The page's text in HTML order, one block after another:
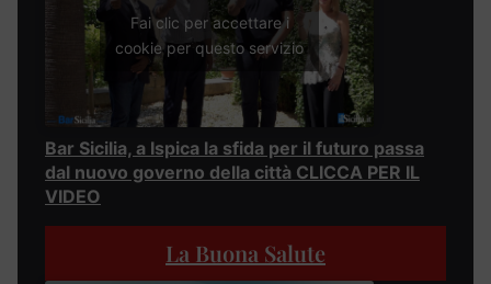
Fai clic per accettare i
cookie per questo servizio
Bar Sicilia, a Ispica la sfida per il futuro passa
dal nuovo governo della città CLICCA PER IL
VIDEO
La Buona Salute